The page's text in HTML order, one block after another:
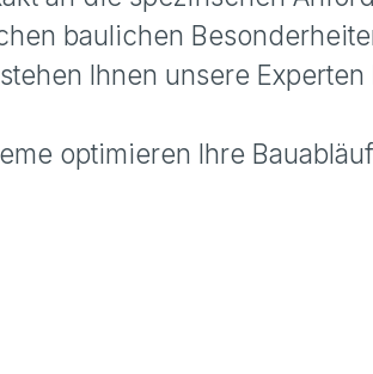
baulichen
Ihnen unsere
optimieren Ihre